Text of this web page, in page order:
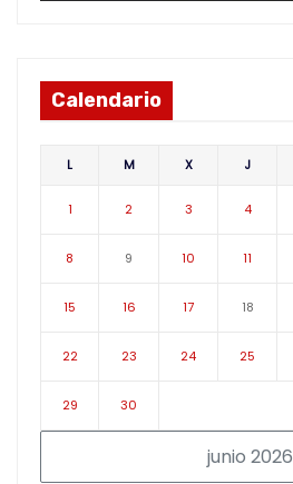
Calendario
junio 2026
L M X J
1 2 3 4
8 9 10 11
15 16 17 18
22 23 24 25
29 30